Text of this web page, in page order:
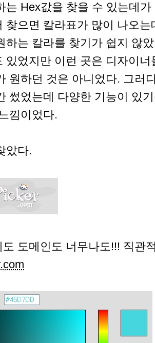
는 Hex값을 찾을 수 있는데
찾으면 칼라표가 많이 나오
하는 칼라를 찾기가 쉽지 않
있었지만 이런 곳은 디자이
원하던 것은 아니었다. 그러
썼었는데 다양한 기능이 있
낌이었다.
았다.
도 도메인도 너무나도!!! 직관